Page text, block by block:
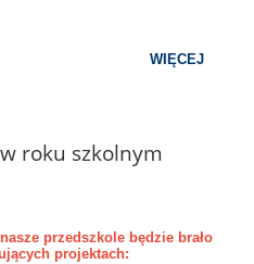
WIĘCEJ
roku szkolnym
przedszkole będzie brało
projektach: